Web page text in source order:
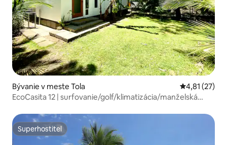
Bývanie v meste Tola Priemerné
4,81 (27)
EcoCasita 12 | surfovanie/golf/klimatizácia/manželská
Superhostiteľ
Superhostiteľ